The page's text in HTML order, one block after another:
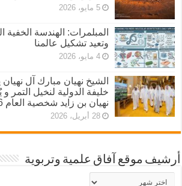
5 مايو، 2026
المبلمرات: الهندسة الخفية
وتعيد تشكيل عالمنا
4 مايو، 2026
الشيخ نهيان مبارك آل نهيان
خليفة الدولية لنخيل التمر
نهيان بن زايد شخصية العام 2026
28 أبريل، 2026
أرشيف موقع آفاق علمية وتربوية
أرشيف